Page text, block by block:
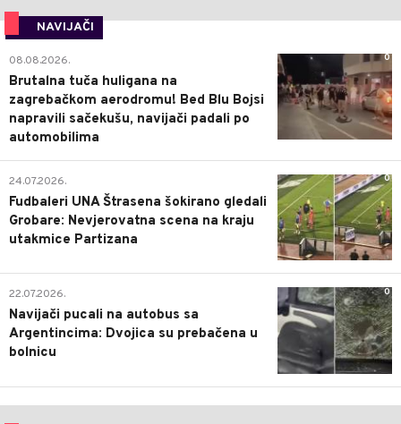
NAVIJAČI
0
08.08.2026.
Brutalna tuča huligana na
zagrebačkom aerodromu! Bed Blu Bojsi
napravili sačekušu, navijači padali po
automobilima
0
24.07.2026.
Fudbaleri UNA Štrasena šokirano gledali
Grobare: Nevjerovatna scena na kraju
utakmice Partizana
0
22.07.2026.
Navijači pucali na autobus sa
Argentincima: Dvojica su prebačena u
bolnicu